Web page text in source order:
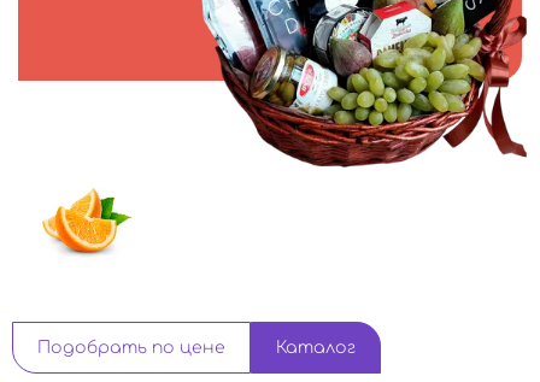
Подобрать по цене Каталог